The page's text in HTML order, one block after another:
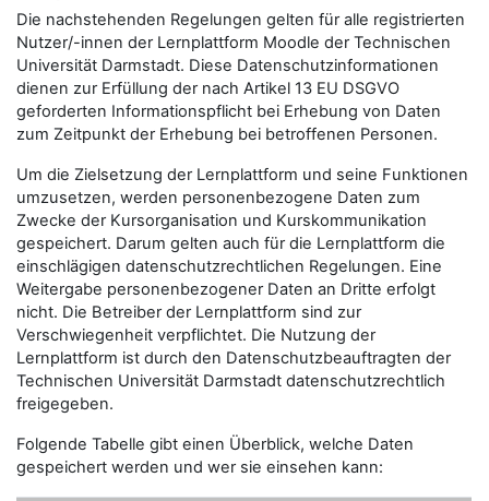
Die nachstehenden Regelungen gelten für alle registrierten
Nutzer/-innen der Lernplattform Moodle der Technischen
Universität Darmstadt. Diese Datenschutzinformationen
dienen zur Erfüllung der nach Artikel 13 EU DSGVO
geforderten Informationspflicht bei Erhebung von Daten
zum Zeitpunkt der Erhebung bei betroffenen Personen.
Um die Zielsetzung der Lernplattform und seine Funktionen
umzusetzen, werden personenbezogene Daten zum
Zwecke der Kursorganisation und Kurskommunikation
gespeichert. Darum gelten auch für die Lernplattform die
einschlägigen datenschutzrechtlichen Regelungen. Eine
Weitergabe personenbezogener Daten an Dritte erfolgt
nicht. Die Betreiber der Lernplattform sind zur
Verschwiegenheit verpflichtet. Die Nutzung der
Lernplattform ist durch den Datenschutzbeauftragten der
Technischen Universität Darmstadt datenschutzrechtlich
freigegeben.
Folgende Tabelle gibt einen Überblick, welche Daten
gespeichert werden und wer sie einsehen kann: